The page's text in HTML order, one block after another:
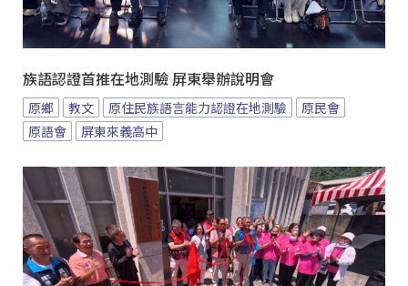
族語認證首推在地測驗 屏東舉辦說明會
原鄉 教文 原住民族語言能力認證在地測驗
原民會
原語會
屏東來義高中